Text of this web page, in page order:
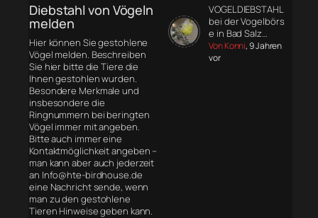
Diebstahl von Vögeln
melden
Hier können Sie gestohlene
Vögel melden. Beschreiben
Sie hier bitte die Tiere die
Ihnen gestohlen wurden.
Besondere Merkmale und
insbesondere die
Ringnummern bei beringten
Vögel immer mit angeben.
Bitte auch immer eine
Kontaktmöglichkeit angeben –
man kann aber auch jederzeit
an Info@hte-birdhouse.de
eine Nachricht sende, wenn
man zu den gestohlene
Tieren Hinweise geben kann.
VOGELDIEBSTAHL
bei der Vogelbörs
e in Bad Salz…
Von Konni, 9 Jahren
vor